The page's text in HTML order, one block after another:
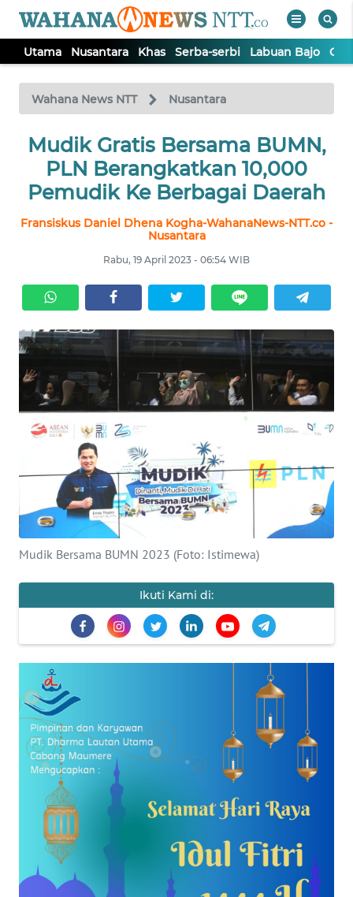
Utama Nusantara Khas Serba-serbi Labuan Bajo
Wahana News NTT Nusantara
Mudik Gratis Bersama BUMN,
PLN Berangkatkan 10,000
Pemudik Ke Berbagai Daerah
Fransiskus Daniel Dhena Kogha-WahanaNews-NTT.co -
Nusantara
Rabu, 19 April 2023 - 06:54 WIB
Mudik Bersama BUMN 2023 (Foto: Istimewa)
Ikuti Kami di:
TV
Tutup
UTAMA
NUSANTARA
KHAS
SERBI
LABUAN
BAJO
OPINI
Informasi
INDEKS
KAMI
IKLAN
KAMI
PEDOMAN
MEDIA
SIBER
REDAKSI
DISCLAIMER